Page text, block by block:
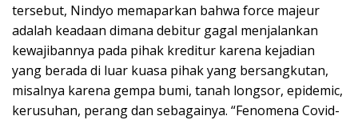
tersebut, Nindyo memaparkan bahwa force majeur
adalah keadaan dimana debitur gagal menjalankan
kewajibannya pada pihak kreditur karena kejadian
yang berada di luar kuasa pihak yang bersangkutan,
misalnya karena gempa bumi, tanah longsor, epidemic,
kerusuhan, perang dan sebagainya. “Fenomena Covid-